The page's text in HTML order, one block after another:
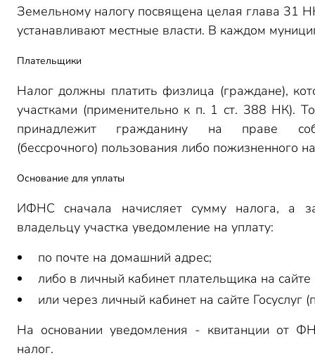
Коэффициент владения
Льготы
Земельному налогу посвящена целая глава 31
устанавливают местные власти. В каждом
Плательщики
Налог должны платить физлица (граждане),
участками (применительно к п. 1 ст. 388 НК).
принадлежит гражданину на праве
(бессрочного) пользования либо пожизненного
Основание для уплаты
ИФНС сначала начисляет сумму налога, а
владельцу участка уведомление на уплату:
по почте на домашний адрес;
либо в личный кабинет плательщика на
или через личный кабинет на сайте Госуслуг
На основании уведомления - квитанции от
налог.